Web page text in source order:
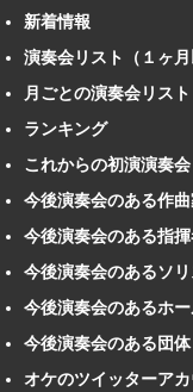
新着情報
演奏会リスト（１ヶ月
月ごとの演奏会リスト
ランキング
これからの初演演奏会
今後演奏会のある作
今後演奏会のある指
今後演奏会のあるソリ
今後演奏会のあるホ
今後演奏会のある団体
オケのツイッターア